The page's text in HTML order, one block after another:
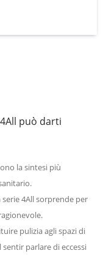
può darti
la sintesi più
4All sorprende per
pulizia agli spazi di
parlare di eccessi